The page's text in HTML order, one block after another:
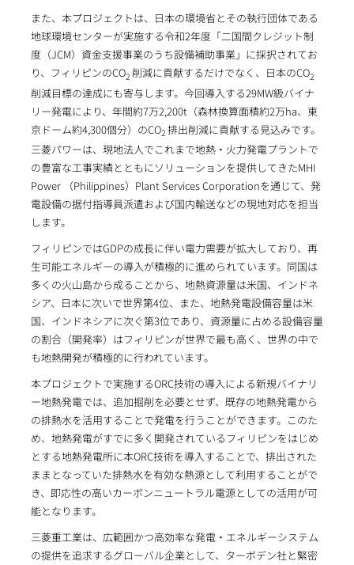
また、本プロジェクトは、日本の環境省とその執行団体である
地球環境センターが実施する令和2年度「二国間クレジット制
度（JCM）資金支援事業のうち設備補助事業」に採択されてお
り、フィリピンのCO2 削減に貢献するだけでなく、日本のCO2
削減目標の達成にも寄与します。今回導入する29MW級バイナ
リー発電により、年間約7万2,200t（森林換算面積約2万ha、東
京ドーム約4,300個分）のCO2 排出削減に貢献する見込みです。
三菱パワーは、現地法人でこれまで地熱・火力発電プラントで
の豊富な工事実績とともにソリューションを提供してきたMHI
Power （Philippines）Plant Services Corporationを通じて、発
電設備の据付指導員派遣および国内輸送などの現地対応を担当
します。
フィリピンではGDPの成長に伴い電力需要が拡大しており、再
生可能エネルギーの導入が積極的に進められています。同国は
多くの火山島から成ることから、地熱資源量は米国、インドネ
シア、日本に次いで世界第4位、また、地熱発電設備容量は米
国、インドネシアに次ぐ第3位であり、資源量に占める設備容量
の割合（開発率）はフィリピンが世界で最も高く、世界の中で
も地熱開発が積極的に行われています。
本プロジェクトで実施するORC技術の導入による新規バイナリ
ー地熱発電では、追加掘削を必要とせず、既存の地熱発電から
の排熱水を活用することで発電を行うことができます。このた
め、地熱発電がすでに多く開発されているフィリピンをはじめ
とする地熱発電所に本ORC技術を導入することで、排出された
ままとなっていた排熱水を有効な熱源として利用することがで
き、即応性の高いカーボンニュートラル電源としての活用が可
能となります。
三菱重工業は、広範囲かつ高効率な発電・エネルギーシステム
の提供を追求するグローバル企業として、ターボデン社と緊密